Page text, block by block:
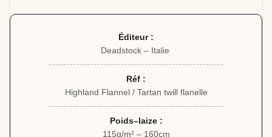
Éditeur :
Deadstock – Italie
Réf :
Highland Flannel / Tartan twill flanelle
Poids–laize :
115g/m² – 160cm